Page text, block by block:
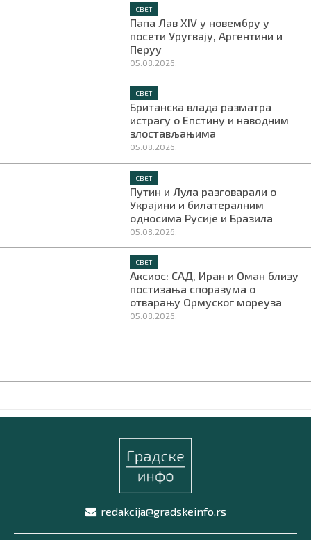
СВЕТ
Папа Лав XIV у новембру у
посети Уругвају, Аргентини и
Перуу
05.08.2026.
СВЕТ
Британска влада разматра
истрагу о Епстину и наводним
злостављањима
05.08.2026.
СВЕТ
Путин и Лула разговарали о
Украјини и билатералним
односима Русије и Бразила
05.08.2026.
СВЕТ
Аксиос: САД, Иран и Оман близу
постизања споразума о
отварању Ормуског мореуза
05.08.2026.
redakcija@gradskeinfo.rs